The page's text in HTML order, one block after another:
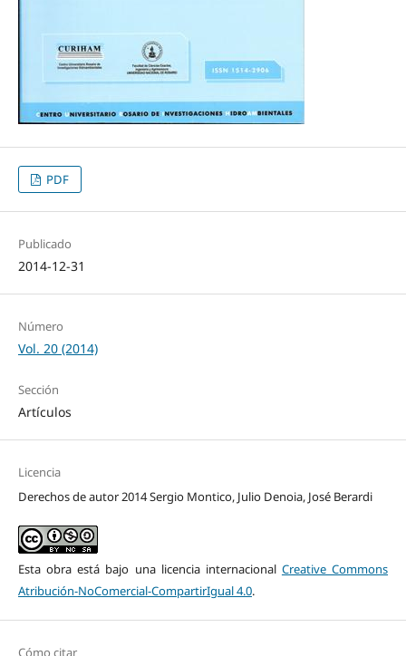
PDF
Publicado
2014-12-31
Número
Vol. 20 (2014)
Sección
Artículos
Licencia
Derechos de autor 2014 Sergio Montico, Julio Denoia, José Berardi
Esta obra está bajo una licencia internacional Creative Commons
Atribución-NoComercial-CompartirIgual 4.0.
Cómo citar